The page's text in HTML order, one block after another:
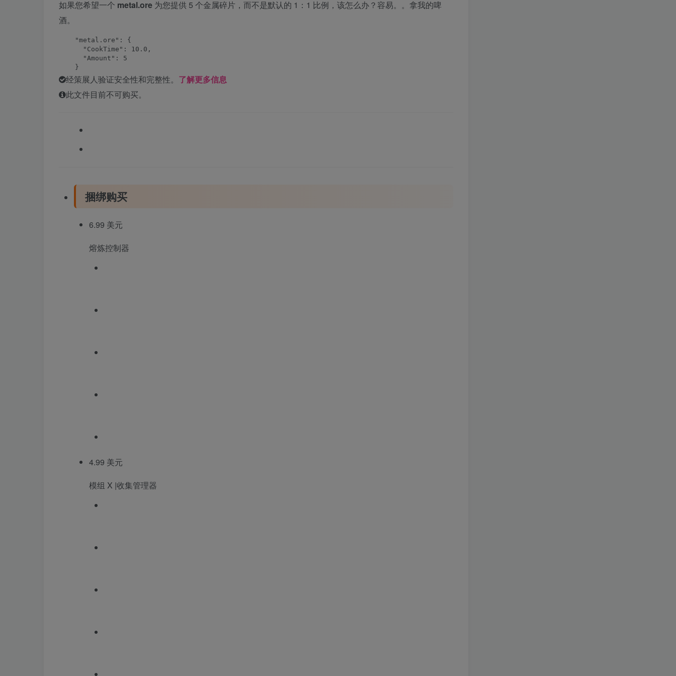
如果您希望一个 metal.ore 为您提供 5 个金属碎片，而不是默认的 1：1 比例，该怎么办？容易。。拿我的啤
酒。
    "metal.ore": {
      "CookTime": 10.0,
      "Amount": 5
    }
经策展人验证安全性和完整性。 了解更多信息
此文件目前不可购买。
捆绑购买
6.99 美元
熔炼控制器
4.99 美元
模组 X |收集管理器